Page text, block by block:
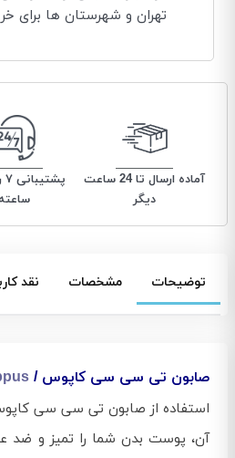
تهران و شهرستان ها برای خرید
آماده ارسال تا 24 ساعت
دیگر
توضیحات مشخصات نقد
صابون تی سی سی کاپوس /
استفاده از صابون تی سی سی
آن، پوست بدن شما را تمیز و ضد